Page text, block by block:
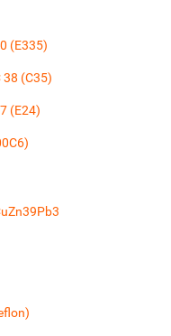
(E335)
38 (C35)
(E24)